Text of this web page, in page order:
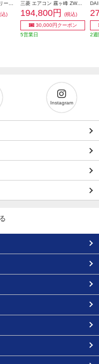
込)
三菱 エアコン 霧ヶ峰 ZWシリーズ【主に12畳/3.6KW/200V/プレミアムモデル/2024年モデル】 MSZ-ZW3624S-ESET
194,800円
(税込)
30,000円クーポン
5営業日
2週
Instagram